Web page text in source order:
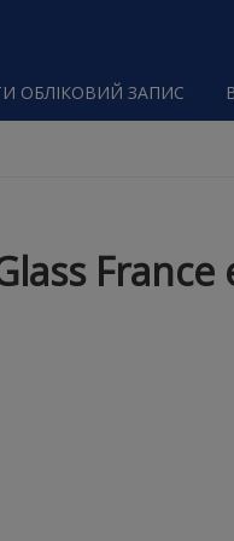
ОБЛІКОВИЙ ЗАПИС